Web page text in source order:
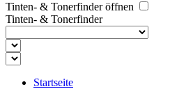
Tinten- & Tonerfinder öffnen
Tinten- & Tonerfinder
Startseite